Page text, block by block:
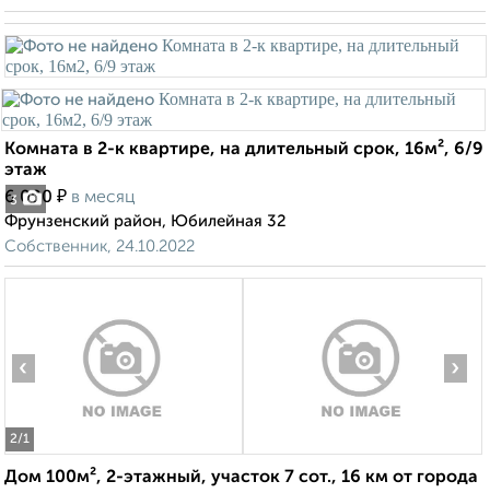
3
Комната в 2-к квартире, на длительный срок, 16м², 6/9
этаж
6 000 ₽ в месяц
Фрунзенский район, Юбилейная 32
Собственник, 24.10.2022
2/1
‹ ›
Дом 100м², 2-этажный, участок 7 сот., 16 км от города